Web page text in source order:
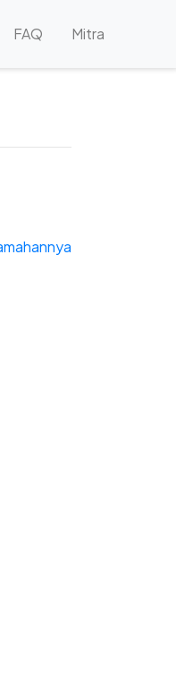
FAQ Mitra